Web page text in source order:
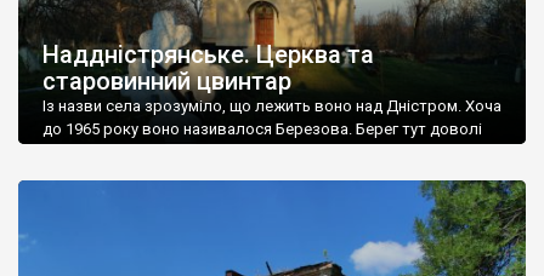
Наддністрянське. Церква та
старовинний цвинтар
Із назви села зрозуміло, що лежить воно над Дністром. Хоча
до 1965 року воно називалося Березова. Берег тут доволі
Наддністрянське відрізняється від більшості навколишніх
сіл. У селі є мурована Михайлівська церква. Точної дати […]